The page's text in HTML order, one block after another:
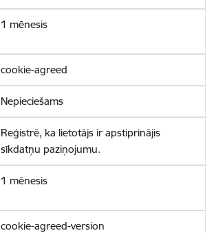
1 mēnesis
cookie-agreed
Nepieciešams
Reģistrē, ka lietotājs ir apstiprinājis
sīkdatņu paziņojumu.
1 mēnesis
cookie-agreed-version